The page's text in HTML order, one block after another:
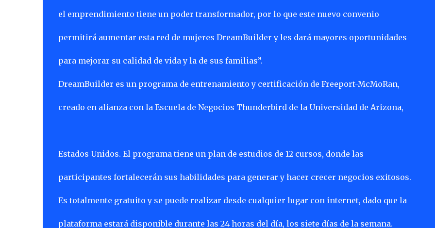
el emprendimiento tiene un poder transformador, por lo que este nuevo convenio
permitirá aumentar esta red de mujeres DreamBuilder y les dará mayores oportunidades
para mejorar su calidad de vida y la de sus familias”.
DreamBuilder es un programa de entrenamiento y certificación de Freeport-McMoRan,
creado en alianza con la Escuela de Negocios Thunderbird de la Universidad de Arizona,
Estados Unidos. El programa tiene un plan de estudios de 12 cursos, donde las
participantes fortalecerán sus habilidades para generar y hacer crecer negocios exitosos.
Es totalmente gratuito y se puede realizar desde cualquier lugar con internet, dado que la
plataforma estará disponible durante las 24 horas del día, los siete días de la semana.